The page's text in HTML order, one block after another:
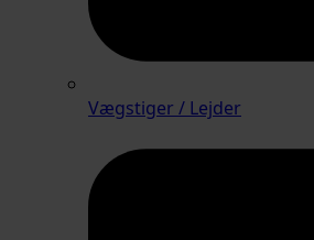
Vægstiger / Lejder